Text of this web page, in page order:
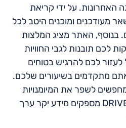
האחרונות. על ידי קריאת
מעודכנים ומוכנים היטב לכל
בנוסף, האתר מציג המלצות
לכם תובנות לגבי החוויות
לכם להרגיש בטוחים
מתקדמים בשיעורים שלכם.
לשפר את המיומנויות
של DRIVELY מספקים מידע יקר ערך